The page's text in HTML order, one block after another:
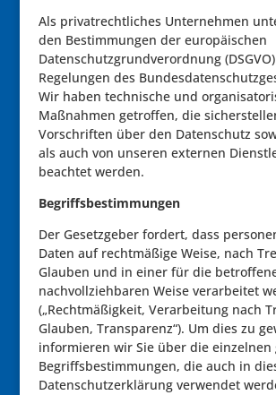
Als privatrechtliches Unternehmen
den Bestimmungen der europäischen
Datenschutzgrundverordnung
Regelungen des
Wir haben technische und
Maßnahmen getroffen, die
Vorschriften über den Datenschutz
als auch von unseren externen
beachtet werden.
Begriffsbestimmungen
Der Gesetzgeber fordert, dass
Daten auf rechtmäßige Weise, nach
Glauben und in einer für die
nachvollziehbaren Weise verarbeitet
(„Rechtmäßigkeit, Verarbeitung nach
Glauben, Transparenz“). Um dies zu
informieren wir Sie über die einzelnen
Begriffsbestimmungen, die auch in
Datenschutzerklärung verwendet